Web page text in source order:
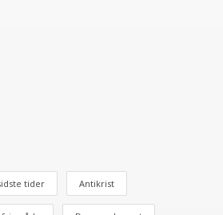
tider Antikrist